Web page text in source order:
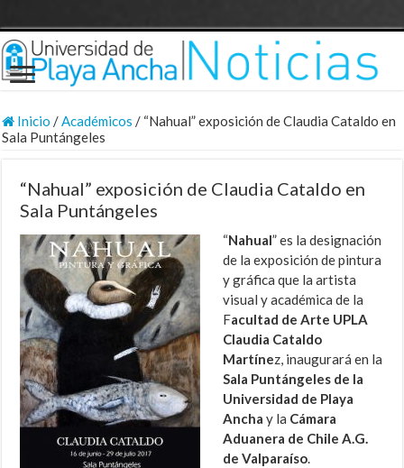
Inicio /Académicos / “Nahual” exposición de Claudia Cataldo en
Sala Puntángeles
“Nahual” exposición de Claudia Cataldo en
Sala Puntángeles
“Nahual” es la designación
de la exposición de pintura
y gráfica que la artista
visual y académica de la
Facultad de Arte UPLA
Claudia Cataldo
Martínez, inaugurará en la
Sala Puntángeles de la
Universidad de Playa
Ancha y la Cámara
Aduanera de Chile A.G.
de Valparaíso.